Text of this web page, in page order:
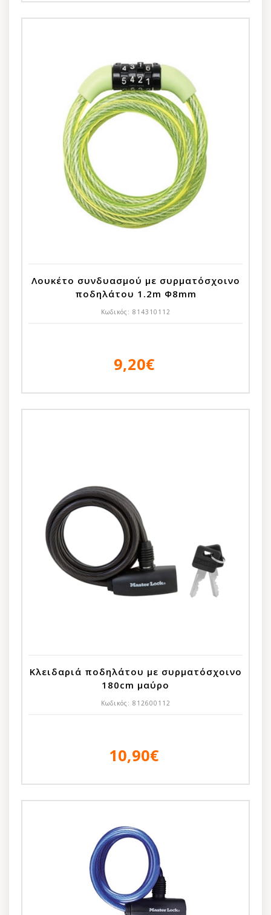
Λουκέτο συνδυασμού με συρματόσχοινο
ποδηλάτου 1.2m Φ8mm
Κωδικός: 814310112
9,20€
Κλειδαριά ποδηλάτου με συρματόσχοινο
180cm μαύρο
Κωδικός: 812600112
10,90€